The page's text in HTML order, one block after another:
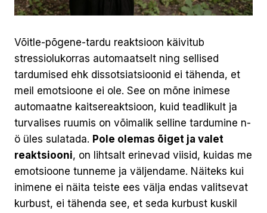
Võitle-põgene-tardu reaktsioon käivitub
stressiolukorras automaatselt ning sellised
tardumised ehk dissotsiatsioonid ei tähenda, et
meil emotsioone ei ole. See on mõne inimese
automaatne kaitsereaktsioon, kuid teadlikult ja
turvalises ruumis on võimalik selline tardumine n-
ö üles sulatada. Pole olemas õiget ja valet
reaktsiooni, on lihtsalt erinevad viisid, kuidas me
emotsioone tunneme ja väljendame. Näiteks kui
inimene ei näita teiste ees välja endas valitsevat
kurbust, ei tähenda see, et seda kurbust kuskil